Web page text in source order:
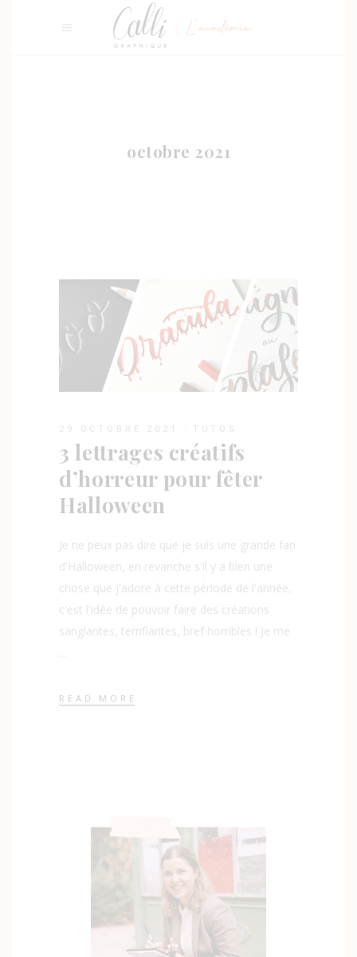
octobre 2021
29 OCTOBRE 2021 TUTOS
3 lettrages créatifs
d’horreur pour fêter
Halloween
Je ne peux pas dire que je suis une grande fan
d'Halloween, en revanche s'il y a bien une
chose que j'adore à cette période de l'année,
c'est l'idée de pouvoir faire des créations
sanglantes, terrifiantes, bref horribles ! Je me
READ MORE